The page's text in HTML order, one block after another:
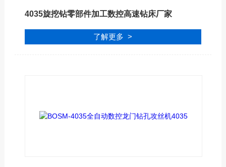
4035旋挖钻零部件加工数控高速钻床厂家
了解更多 >